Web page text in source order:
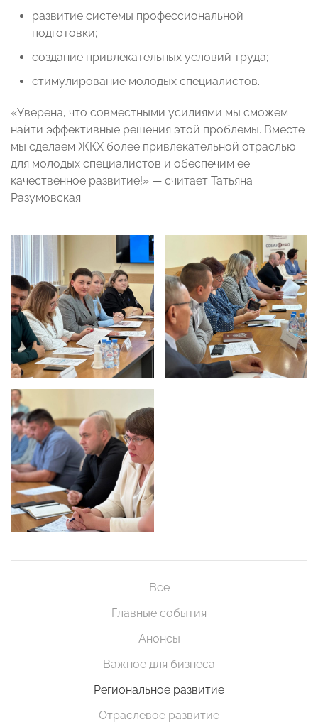
развитие системы профессиональной
подготовки;
создание привлекательных условий труда;
стимулирование молодых специалистов.
«Уверена, что совместными усилиями мы сможем
найти эффективные решения этой проблемы. Вместе
мы сделаем ЖКХ более привлекательной отраслью
для молодых специалистов и обеспечим ее
качественное развитие!» — считает Татьяна
Разумовская.
Все
Главные события
Анонсы
Важное для бизнеса
Региональное развитие
Отраслевое развитие